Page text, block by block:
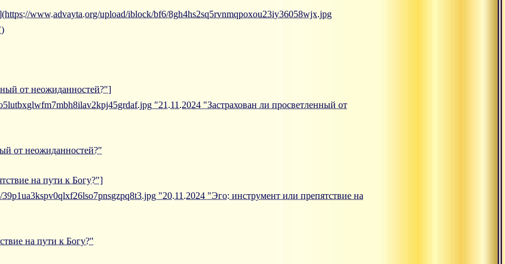
www.advayta.org/upload/iblock/bf6/8gh4hs2sq5rvnmqpoxou23iy36058wjx.jpg
от неожиданностей?"]
"21.11.2024 "Застрахован ли просветленный от
от неожиданностей?"
на пути к Богу?"]
"20.11.2024 "Эго: инструмент или препятствие на
на пути к Богу?"